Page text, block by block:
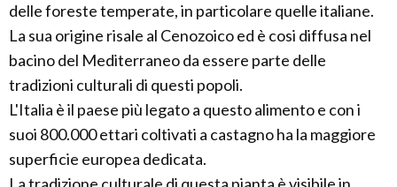
delle foreste temperate, in particolare quelle italiane.
La sua origine risale al Cenozoico ed è cosi diffusa nel
bacino del Mediterraneo da essere parte delle
tradizioni culturali di questi popoli.
L'Italia è il paese più legato a questo alimento e con i
suoi 800.000 ettari coltivati a castagno ha la maggiore
superficie europea dedicata.